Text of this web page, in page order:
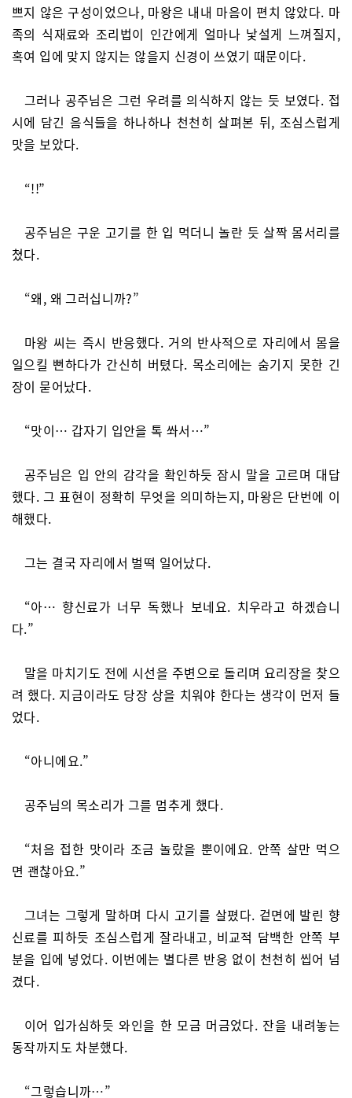
쁘지 않은 구성이었으나, 마왕은 내내 마음이 편치 않았다. 마
족의 식재료와 조리법이 인간에게 얼마나 낯설게 느껴질지,
혹여 입에 맞지 않지는 않을지 신경이 쓰였기 때문이다.
그러나 공주님은 그런 우려를 의식하지 않는 듯 보였다. 접
시에 담긴 음식들을 하나하나 천천히 살펴본 뒤, 조심스럽게
맛을 보았다.
“!!”
공주님은 구운 고기를 한 입 먹더니 놀란 듯 살짝 몸서리를
쳤다.
“왜, 왜 그러십니까?”
마왕 씨는 즉시 반응했다. 거의 반사적으로 자리에서 몸을
일으킬 뻔하다가 간신히 버텼다. 목소리에는 숨기지 못한 긴
장이 묻어났다.
“맛이… 갑자기 입안을 톡 쏴서…”
공주님은 입 안의 감각을 확인하듯 잠시 말을 고르며 대답
했다. 그 표현이 정확히 무엇을 의미하는지, 마왕은 단번에 이
해했다.
그는 결국 자리에서 벌떡 일어났다.
“아… 향신료가 너무 독했나 보네요. 치우라고 하겠습니
다.”
말을 마치기도 전에 시선을 주변으로 돌리며 요리장을 찾으
려 했다. 지금이라도 당장 상을 치워야 한다는 생각이 먼저 들
었다.
“아니에요.”
공주님의 목소리가 그를 멈추게 했다.
“처음 접한 맛이라 조금 놀랐을 뿐이에요. 안쪽 살만 먹으
면 괜찮아요.”
그녀는 그렇게 말하며 다시 고기를 살폈다. 겉면에 발린 향
신료를 피하듯 조심스럽게 잘라내고, 비교적 담백한 안쪽 부
분을 입에 넣었다. 이번에는 별다른 반응 없이 천천히 씹어 넘
겼다.
이어 입가심하듯 와인을 한 모금 머금었다. 잔을 내려놓는
동작까지도 차분했다.
“그렇습니까…”